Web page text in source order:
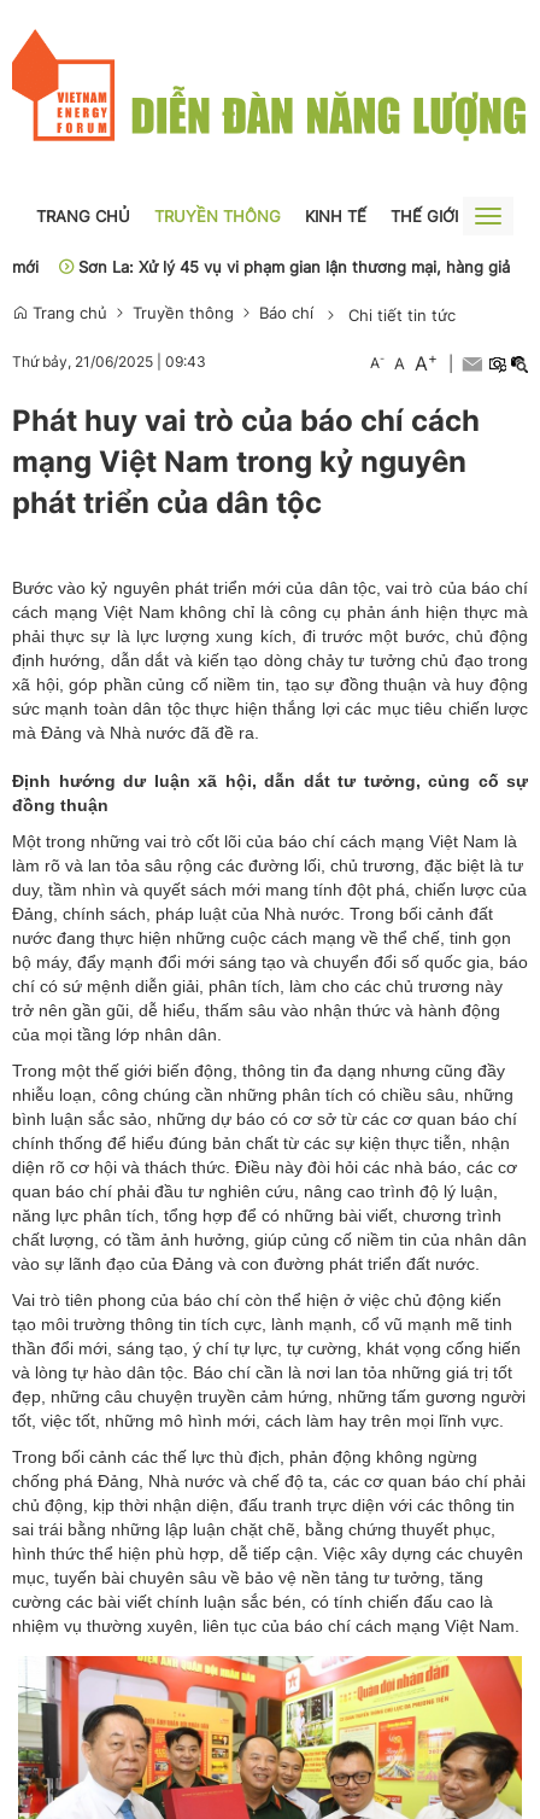
TRANG CHỦ TRUYỀN THÔNG KINH TẾ THẾ GIỚI
Toggle
Sơn La: Xử lý 45 vụ vi phạm gian lận thương mại, hàng giả
Phân
Trang chủ Truyền thông Báo chí Chi tiết tin tức
Thứ bảy, 21/06/2025 09:43 A- A A+
Phát huy vai trò của báo chí cách
mạng Việt Nam trong kỷ nguyên
phát triển của dân tộc
Bước vào kỷ nguyên phát triển mới của dân tộc, vai trò của báo chí
cách mạng Việt Nam không chỉ là công cụ phản ánh hiện thực mà
phải thực sự là lực lượng xung kích, đi trước một bước, chủ động
định hướng, dẫn dắt và kiến tạo dòng chảy tư tưởng chủ đạo trong
xã hội, góp phần củng cố niềm tin, tạo sự đồng thuận và huy động
sức mạnh toàn dân tộc thực hiện thắng lợi các mục tiêu chiến lược
mà Đảng và Nhà nước đã đề ra.
Định hướng dư luận xã hội, dẫn dắt tư tưởng, củng cố sự
đồng thuận
Một trong những vai trò cốt lõi của báo chí cách mạng Việt Nam là
làm rõ và lan tỏa sâu rộng các đường lối, chủ trương, đặc biệt là tư
duy, tầm nhìn và quyết sách mới mang tính đột phá, chiến lược của
Đảng, chính sách, pháp luật của Nhà nước. Trong bối cảnh đất
nước đang thực hiện những cuộc cách mạng về thể chế, tinh gọn
bộ máy, đẩy mạnh đổi mới sáng tạo và chuyển đổi số quốc gia, báo
chí có sứ mệnh diễn giải, phân tích, làm cho các chủ trương này
trở nên gần gũi, dễ hiểu, thấm sâu vào nhận thức và hành động
của mọi tầng lớp nhân dân.
Trong một thế giới biến động, thông tin đa dạng nhưng cũng đầy
nhiễu loạn, công chúng cần những phân tích có chiều sâu, những
bình luận sắc sảo, những dự báo có cơ sở từ các cơ quan báo chí
chính thống để hiểu đúng bản chất từ các sự kiện thực tiễn, nhận
diện rõ cơ hội và thách thức. Điều này đòi hỏi các nhà báo, các cơ
quan báo chí phải đầu tư nghiên cứu, nâng cao trình độ lý luận,
năng lực phân tích, tổng hợp để có những bài viết, chương trình
chất lượng, có tầm ảnh hưởng, giúp củng cố niềm tin của nhân dân
vào sự lãnh đạo của Đảng và con đường phát triển đất nước.
Vai trò tiên phong của báo chí còn thể hiện ở việc chủ động kiến
tạo môi trường thông tin tích cực, lành mạnh, cổ vũ mạnh mẽ tinh
thần đổi mới, sáng tạo, ý chí tự lực, tự cường, khát vọng cống hiến
và lòng tự hào dân tộc. Báo chí cần là nơi lan tỏa những giá trị tốt
đẹp, những câu chuyện truyền cảm hứng, những tấm gương người
tốt, việc tốt, những mô hình mới, cách làm hay trên mọi lĩnh vực.
Trong bối cảnh các thế lực thù địch, phản động không ngừng
chống phá Đảng, Nhà nước và chế độ ta, các cơ quan báo chí phải
chủ động, kịp thời nhận diện, đấu tranh trực diện với các thông tin
sai trái bằng những lập luận chặt chẽ, bằng chứng thuyết phục,
hình thức thể hiện phù hợp, dễ tiếp cận. Việc xây dựng các chuyên
mục, tuyến bài chuyên sâu về bảo vệ nền tảng tư tưởng, tăng
cường các bài viết chính luận sắc bén, có tính chiến đấu cao là
nhiệm vụ thường xuyên, liên tục của báo chí cách mạng Việt Nam.